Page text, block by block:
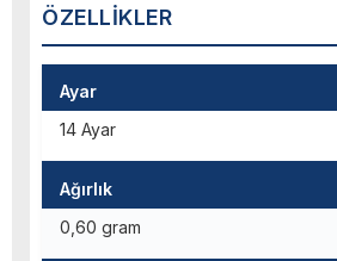
ÖZELLIKLER
Ayar
14 Ayar
Ağırlık
0,60 gram